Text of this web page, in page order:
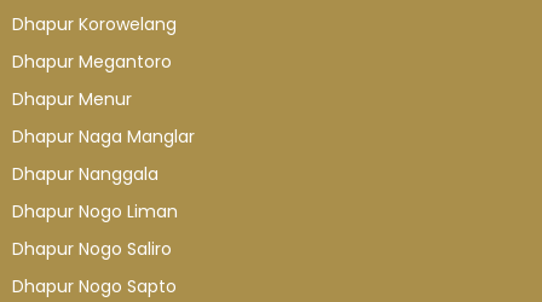
Dhapur Korowelang
Dhapur Megantoro
Dhapur Menur
Dhapur Naga Manglar
Dhapur Nanggala
Dhapur Nogo Liman
Dhapur Nogo Saliro
Dhapur Nogo Sapto